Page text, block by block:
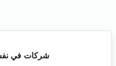
شركات في